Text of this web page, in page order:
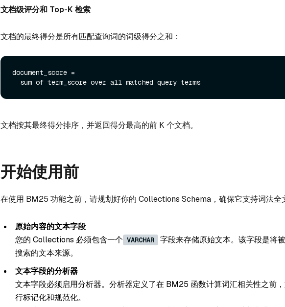
文档级评分和 Top-K 检索
文档的最终得分是所有匹配查询词的词级得分之和：
document_score =
文档按其最终得分排序，并返回得分最高的前 K 个文档。
开始使用前
在使用 BM25 功能之前，请规划好你的 Collections Schema，确保它支持词法全
原始内容的文本字段
您的 Collections 必须包含一个 VARCHAR
字段来存储原始文本。该字段是将
搜索的文本来源。
文本字段的分析器
文本字段必须启用分析器。分析器定义了在 BM25 函数计算词汇相关性之前
行标记化和规范化。